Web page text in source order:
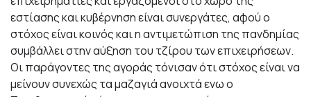
εστίασης και κυβέρνηση είναι συνεργάτες, αφού ο
στόχος είναι κοινός και η αντιμετώπιση της πανδημίας
συμβάλλει στην αύξηση του τζίρου των επιχειρήσεων.
Οι παράγοντες της αγοράς τόνισαν ότι στόχος είναι να
μείνουν συνεχώς τα μαζαγιά ανοιχτά ενω ο